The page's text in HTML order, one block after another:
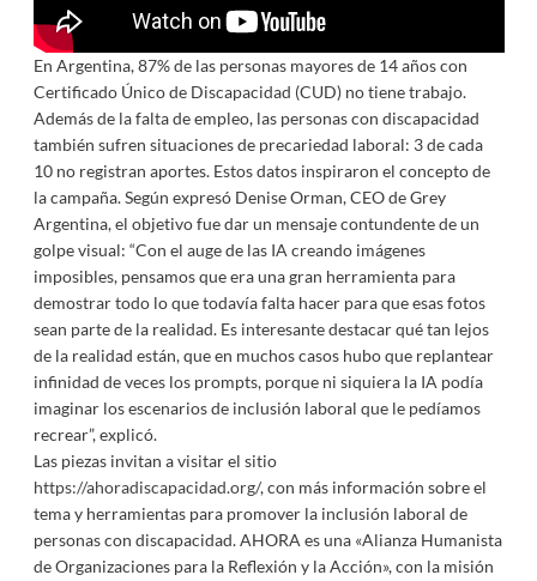
En Argentina, 87% de las personas mayores de 14 años con
Certificado Único de Discapacidad (CUD) no tiene trabajo.
Además de la falta de empleo, las personas con discapacidad
también sufren situaciones de precariedad laboral: 3 de cada
10 no registran aportes. Estos datos inspiraron el concepto de
la campaña. Según expresó Denise Orman, CEO de Grey
Argentina, el objetivo fue dar un mensaje contundente de un
golpe visual: “Con el auge de las IA creando imágenes
imposibles, pensamos que era una gran herramienta para
demostrar todo lo que todavía falta hacer para que esas fotos
sean parte de la realidad. Es interesante destacar qué tan lejos
de la realidad están, que en muchos casos hubo que replantear
infinidad de veces los prompts, porque ni siquiera la IA podía
imaginar los escenarios de inclusión laboral que le pedíamos
recrear”, explicó.
Las piezas invitan a visitar el sitio
https://ahoradiscapacidad.org/, con más información sobre el
tema y herramientas para promover la inclusión laboral de
personas con discapacidad. AHORA es una «Alianza Humanista
de Organizaciones para la Reflexión y la Acción», con la misión